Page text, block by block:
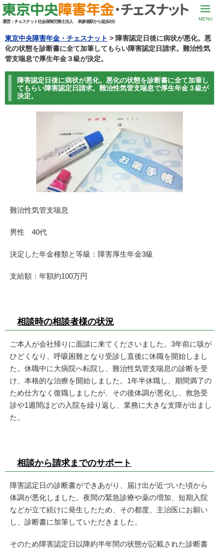
運営： チェスナット社会保険労務士法人 表参道駅から徒歩2分
MENU
東京中央障害年金・チェスナット > 障害認定日後に病状が悪化。悪
化の状態を診断書に全て加筆してもらい障害認定日請求。難治性気
管支喘息で厚生年金３級が決定。
障害認定日後に病状が悪化。悪化の状態を診断書に全て加筆し
てもらい障害認定日請求。難治性気管支喘息で厚生年金３級が
決定。
難治性気管支喘息
男性 40代
決定した年金種類と等級：障害厚生年金3級
支給額：年額約100万円
相談時の相談者様の状況
ご本人が会社帰りに面談に来てくださいました。3年前に咳が
ひどくなり、呼吸困難となり受診し直後に休職を開始しまし
た。休職中に大病院へ転院し、難治性気管支喘息の診断を受
け、本格的な治療を開始しました。1年半休職し、期間満了の
ため仕方なく復職しましたが、その後体調が悪化し、救急受
診や1週間ほどの入院を繰り返し、業務に大きな支障が出まし
た。
相談から請求までのサポート
障害認定日の診断書ができあがり、届け出が近づいた頃から
体調が悪化しました。夜間の緊急診療や薬の増加、短期入院
などが立て続けに発生したため、その都度、主治医にお願い
し、診断書に加筆していただきました。
そのため障害認定日以降約半年間の状態が記載された診断書